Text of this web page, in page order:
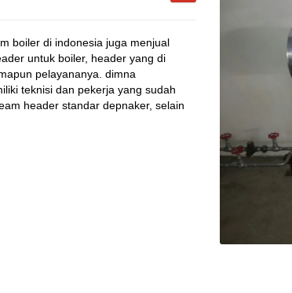
boiler di indonesia juga menjual
untuk boiler, header yang di
pelayananya. dimna
teknisi dan pekerja yang sudah
header standar depnaker, selain